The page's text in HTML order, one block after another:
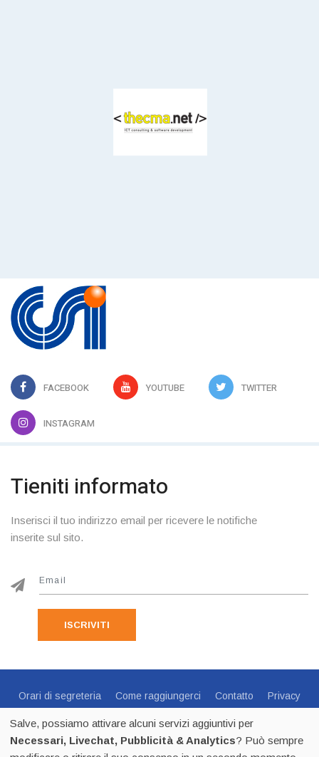
FACEBOOK YOUTUBE TWITTER
INSTAGRAM
Tieniti informato
Inserisci il tuo indirizzo email per ricevere le notifiche
inserite sul sito.
ISCRIVITI
Orari di segreteria Come raggiungerci Contatto
Privacy
Centro Sportivo Italiano Comitato di Trento - via C.Endrici, 20
Salve, possiamo attivare alcuni servizi aggiuntivi per
Necessari, Livechat, Pubblicità & Analytics? Può sempre